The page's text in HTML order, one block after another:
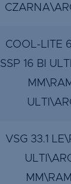
COOL-LITE
SSP 16 BI
VSG 33.1